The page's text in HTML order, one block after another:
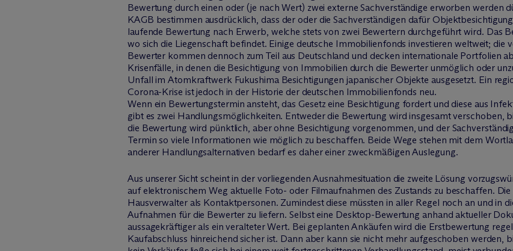
Bewertung durch einen oder (je nach Wert) zwei externe Sachverständige erworben werden
KAGB bestimmen ausdrücklich, dass der oder die Sachverständigen dafür
laufende Bewertung nach Erwerb, welche stets von zwei Bewertern durchgeführt wird. Das
wo sich die Liegenschaft befindet. Einige deutsche Immobilienfonds investieren weltweit; die
Bewerter kommen dennoch zum Teil aus Deutschland und decken internationale Portfolien
Krisenfälle, in denen die Besichtigung von Immobilien durch die Bewerter unmöglich oder
Unfall im Atomkraftwerk Fukushima Besichtigungen japanischer Objekte ausgesetzt. Ein
Corona-Krise ist jedoch in der Historie der deutschen Immobilienfonds neu.
Wenn ein Bewertungstermin ansteht, das Gesetz eine Besichtigung fordert und diese aus
gibt es zwei Handlungsmöglichkeiten. Entweder die Bewertung wird insgesamt verschoben,
die Bewertung wird pünktlich, aber ohne Besichtigung vorgenommen, und der
Termin so viele Informationen wie möglich zu beschaffen. Beide Wege stehen mit dem
anderer Handlungsalternativen bedarf es daher einer zweckmäßigen Auslegung.
Aus unserer Sicht scheint in der vorliegenden Ausnahmesituation die zweite Lösung
auf elektronischem Weg aktuelle Foto- oder Filmaufnahmen des Zustands zu beschaffen.
Hausverwalter als Kontaktpersonen. Zumindest diese müssten in aller Regel noch an und in
Aufnahmen für die Bewerter zu liefern. Selbst eine Desktop-Bewertung anhand aktueller
aussagekräftiger als ein veralteter Wert. Bei geplanten Ankäufen wird die Erstbewertung
Kaufabschluss hinreichend sicher ist. Dann aber kann sie nicht mehr aufgeschoben werden,